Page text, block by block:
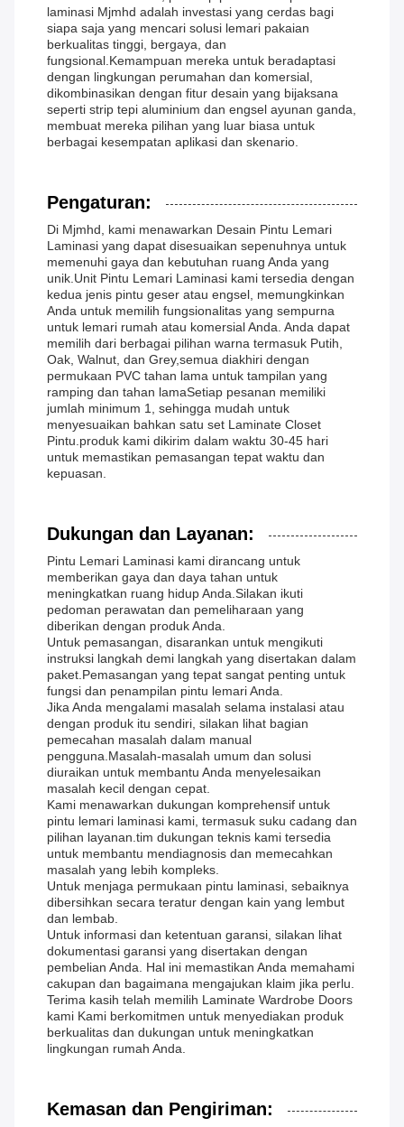
laminasi Mjmhd adalah investasi yang cerdas bagi
siapa saja yang mencari solusi lemari pakaian
berkualitas tinggi, bergaya, dan
fungsional.Kemampuan mereka untuk beradaptasi
dengan lingkungan perumahan dan komersial,
dikombinasikan dengan fitur desain yang bijaksana
seperti strip tepi aluminium dan engsel ayunan ganda,
membuat mereka pilihan yang luar biasa untuk
berbagai kesempatan aplikasi dan skenario.
Pengaturan:
Di Mjmhd, kami menawarkan Desain Pintu Lemari
Laminasi yang dapat disesuaikan sepenuhnya untuk
memenuhi gaya dan kebutuhan ruang Anda yang
unik.Unit Pintu Lemari Laminasi kami tersedia dengan
kedua jenis pintu geser atau engsel, memungkinkan
Anda untuk memilih fungsionalitas yang sempurna
untuk lemari rumah atau komersial Anda. Anda dapat
memilih dari berbagai pilihan warna termasuk Putih,
Oak, Walnut, dan Grey,semua diakhiri dengan
permukaan PVC tahan lama untuk tampilan yang
ramping dan tahan lamaSetiap pesanan memiliki
jumlah minimum 1, sehingga mudah untuk
menyesuaikan bahkan satu set Laminate Closet
Pintu.produk kami dikirim dalam waktu 30-45 hari
untuk memastikan pemasangan tepat waktu dan
kepuasan.
Dukungan dan Layanan:
Pintu Lemari Laminasi kami dirancang untuk
memberikan gaya dan daya tahan untuk
meningkatkan ruang hidup Anda.Silakan ikuti
pedoman perawatan dan pemeliharaan yang
diberikan dengan produk Anda.
Untuk pemasangan, disarankan untuk mengikuti
instruksi langkah demi langkah yang disertakan dalam
paket.Pemasangan yang tepat sangat penting untuk
fungsi dan penampilan pintu lemari Anda.
Jika Anda mengalami masalah selama instalasi atau
dengan produk itu sendiri, silakan lihat bagian
pemecahan masalah dalam manual
pengguna.Masalah-masalah umum dan solusi
diuraikan untuk membantu Anda menyelesaikan
masalah kecil dengan cepat.
Kami menawarkan dukungan komprehensif untuk
pintu lemari laminasi kami, termasuk suku cadang dan
pilihan layanan.tim dukungan teknis kami tersedia
untuk membantu mendiagnosis dan memecahkan
masalah yang lebih kompleks.
Untuk menjaga permukaan pintu laminasi, sebaiknya
dibersihkan secara teratur dengan kain yang lembut
dan lembab.
Untuk informasi dan ketentuan garansi, silakan lihat
dokumentasi garansi yang disertakan dengan
pembelian Anda. Hal ini memastikan Anda memahami
cakupan dan bagaimana mengajukan klaim jika perlu.
Terima kasih telah memilih Laminate Wardrobe Doors
kami Kami berkomitmen untuk menyediakan produk
berkualitas dan dukungan untuk meningkatkan
lingkungan rumah Anda.
Kemasan dan Pengiriman: